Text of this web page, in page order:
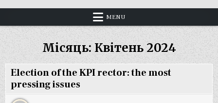
MENU
Місяць:Квітень 2024
Election of the KPI rector: the most
pressing issues